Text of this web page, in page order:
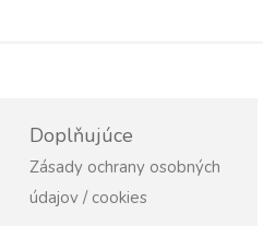
Doplňujúce
Zásady ochrany osobných
údajov / cookies